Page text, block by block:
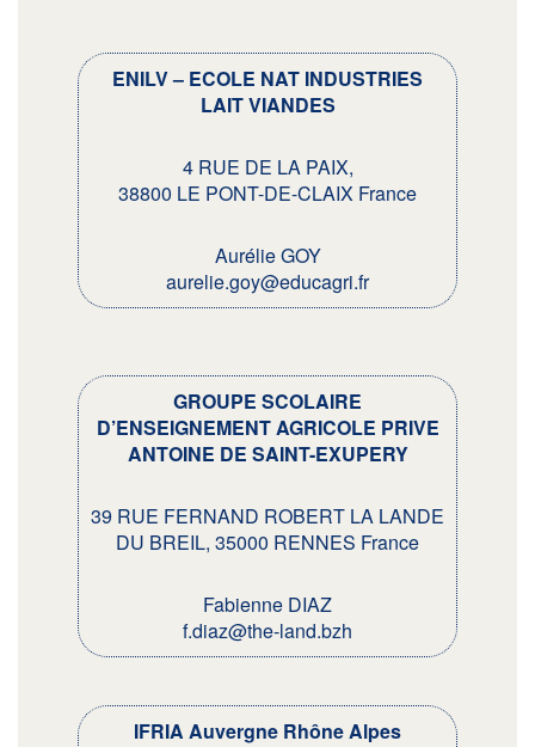
ENILV – ECOLE NAT INDUSTRIES
LAIT VIANDES
4 RUE DE LA PAIX,
38800 LE PONT-DE-CLAIX France
Aurélie GOY
aurelie.goy@educagri.fr
GROUPE SCOLAIRE
D’ENSEIGNEMENT AGRICOLE PRIVE
ANTOINE DE SAINT-EXUPERY
39 RUE FERNAND ROBERT LA LANDE
DU BREIL, 35000 RENNES France
Fabienne DIAZ
f.diaz@the-land.bzh
IFRIA Auvergne Rhône Alpes